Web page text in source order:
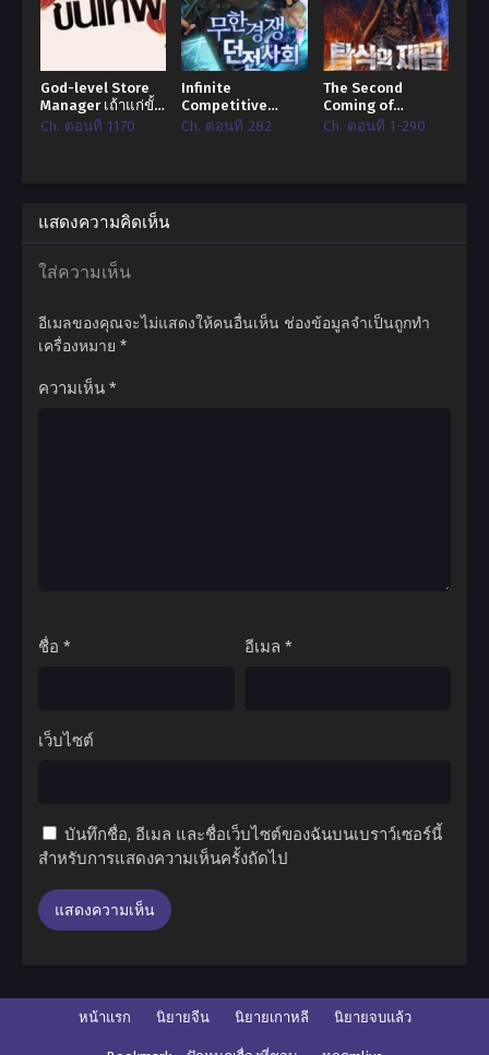
God-level Store
Manager เถ้าแก่ขั้น
เทพ!
Ch. ตอนที่ 1170
Infinite
Competitive
Dungeon Society
Ch. ตอนที่ 282
The Second
Coming of
Gluttony
Ch. ตอนที่ 1-290
แสดงความคิดเห็น
ใส่ความเห็น
อีเมลของคุณจะไม่แสดงให้คนอื่นเห็น ช่องข้อมูลจำเป็นถูกทำ
เครื่องหมาย *
ความเห็น *
ชื่อ * อีเมล *
เว็บไซต์
บันทึกชื่อ, อีเมล และชื่อเว็บไซต์ของฉันบนเบราว์เซอร์นี้
สำหรับการแสดงความเห็นครั้งถัดไป
หน้าแรก นิยายจีน นิยายเกาหลี นิยายจบแล้ว